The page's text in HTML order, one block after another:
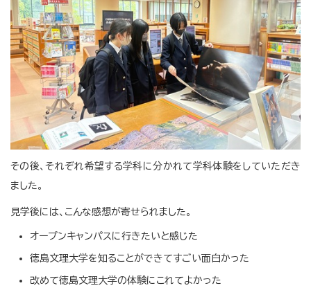
その後、それぞれ希望する学科に分かれて学科体験をしていただき
ました。
見学後には、こんな感想が寄せられました。
オープンキャンパスに行きたいと感じた
徳島文理大学を知ることができてすごい面白かった
改めて徳島文理大学の体験にこれてよかった